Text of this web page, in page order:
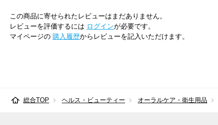
この商品に寄せられたレビューはまだありません。
レビューを評価するには ログインが必要です。
マイページの 購入履歴からレビューを記入いただけます。
総合TOP ヘルス・ビューティー オーラルケア・衛生用品